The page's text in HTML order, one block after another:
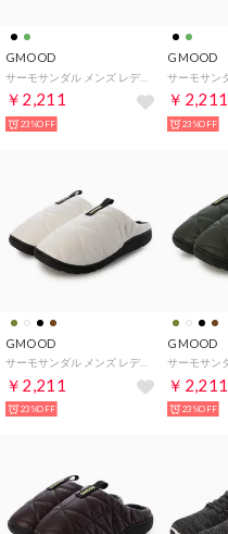
GMOOD
￥2,211
23%OFF
GMOOD
￥2,211
23%OFF
GMOOD
￥2,211
23%OFF
GMOOD
￥2,211
23%OFF